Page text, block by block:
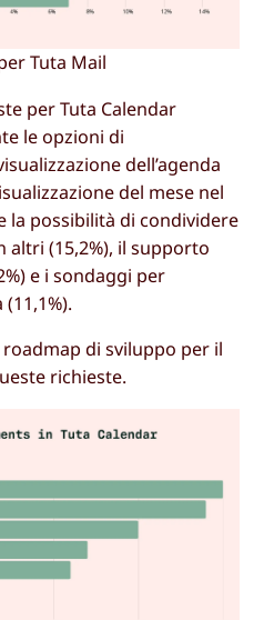
Tuta Mail
per Tuta Calendar
le opzioni di
dell’agenda
del mese nel
la possibilità di condividere
(15,2%), il supporto
e i sondaggi per
di sviluppo per il
richieste.